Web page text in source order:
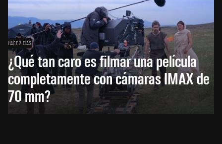
HACE 2 DÍAS
¿Qué tan caro es filmar una película
completamente con cámaras IMAX de
70 mm?